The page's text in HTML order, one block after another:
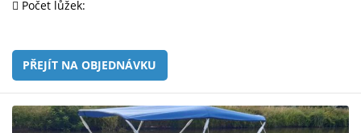
Počet lůžek:
PŘEJÍT NA OBJEDNÁVKU